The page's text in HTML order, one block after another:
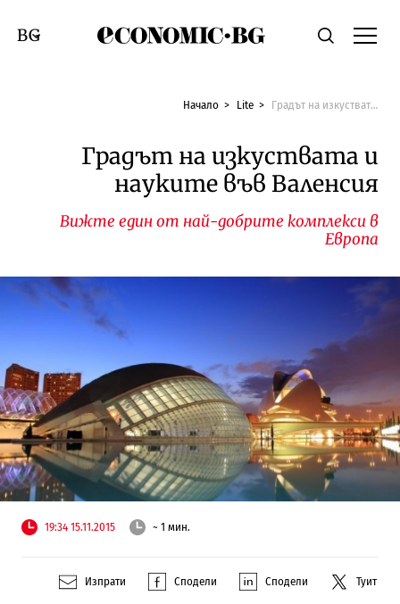
Economic.bgТърсене
Смяна на език
Начало Lite Градът на изкуствата и науките във Валенсия
Градът на изкуствата и
науките във Валенсия
Вижте един от най-добрите комплекси в
Европа
19:34 15.11.2015 ~ 1 мин.
Изпрати Сподели Сподели Туит